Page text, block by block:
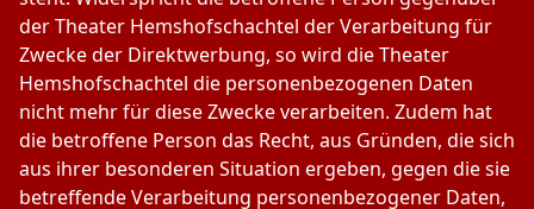
der Theater Hemshofschachtel der Verarbeitung für
Zwecke der Direktwerbung, so wird die Theater
Hemshofschachtel die personenbezogenen Daten
nicht mehr für diese Zwecke verarbeiten. Zudem hat
die betroffene Person das Recht, aus Gründen, die sich
aus ihrer besonderen Situation ergeben, gegen die sie
betreffende Verarbeitung personenbezogener Daten,